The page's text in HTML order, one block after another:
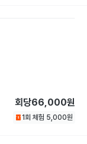
회당66,000원
1회 체험 5,000원